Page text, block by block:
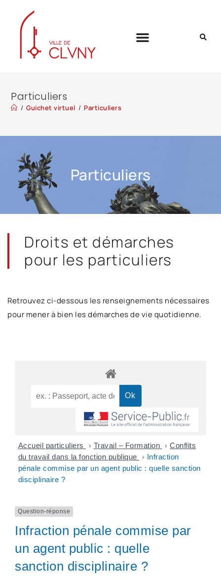
Particuliers
/ Guichet virtuel / Particuliers
Particuliers
Droits et démarches
pour les particuliers
Retrouvez ci-dessous les renseignements nécessaires
pour mener à bien les démarches de vie quotidienne.
Accueil particuliers > Travail – Formation > Conflits
du travail dans la fonction publique
> Infraction
pénale commise par un agent public : quelle sanction
disciplinaire ?
Question-réponse
Infraction pénale commise par
un agent public : quelle
sanction disciplinaire ?